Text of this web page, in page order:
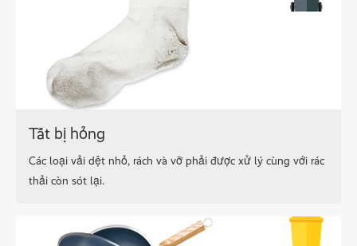
Tất bị hỏng
Các loại vải dệt nhỏ, rách và vỡ phải được xử lý cùng với rác
thải còn sót lại.